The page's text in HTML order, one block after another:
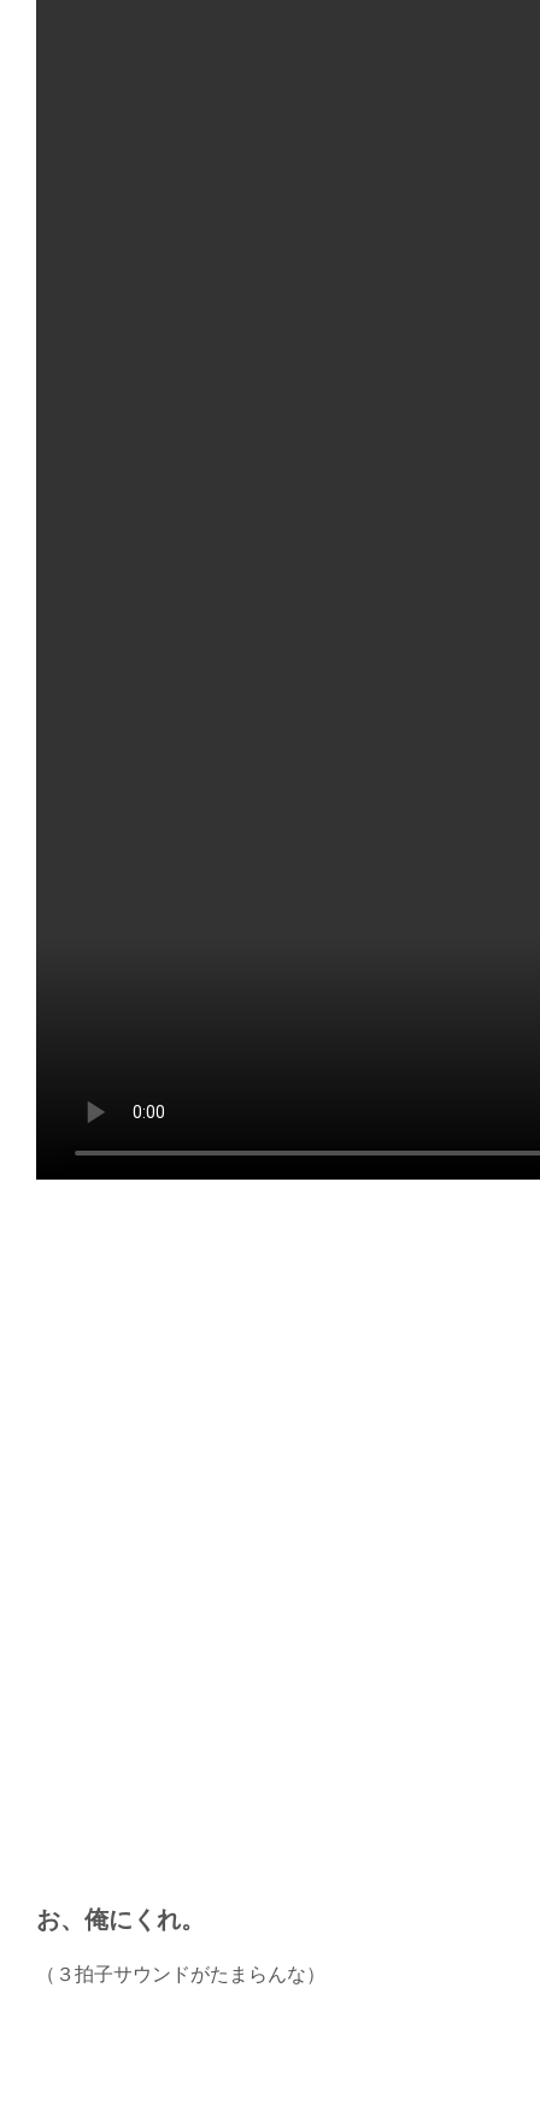
お、俺にくれ。
（３拍子サウンドがたまらんな）